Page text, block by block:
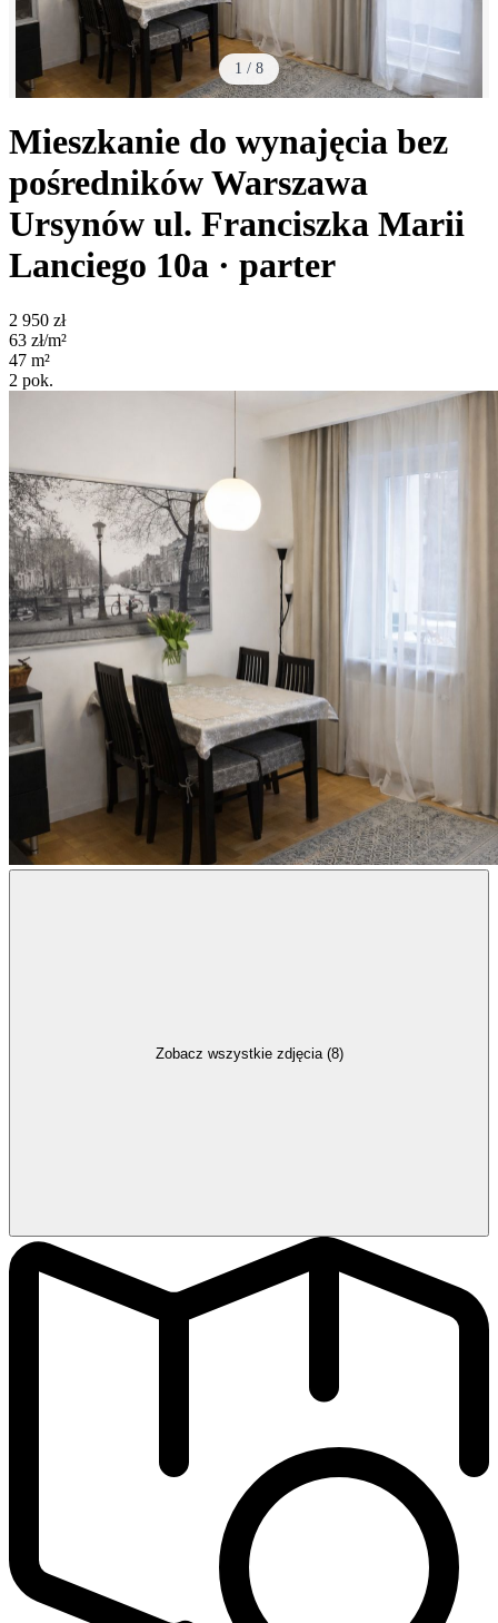
1 / 8
Mieszkanie do wynajęcia bez
pośrednikówWarszawa
Ursynów ul. Franciszka Marii
Lanciego 10a · parter
2 950 zł
63 zł/m²
47 m²
2 pok.
Zobacz wszystkie zdjęcia (8)